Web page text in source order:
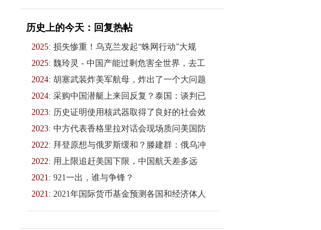
历史上的今天：回复热帖
2025: 损失惨重！乌克兰发起“蛛网行动”大规
2025: 魏玲灵 - 中国产能过剩危害全世界，去工
2024: 胡塞武装炸美军航母，炸出了一个大问题
2024: 采购中国潜艇上来回反复？泰国：谈判已
2023: 历史证明使用核武器取得了良好的社会效
2023: 中方代表香格里拉对话会现场质问美国防
2022: 拜登原想与俄罗斯缓和？滕建群：俄乌冲
2022: 用上限追赶美国下限，中国航天差多远
2021: 921一出，谁与争锋？
2021: 2021年国际货币基金预测各国和经济体人